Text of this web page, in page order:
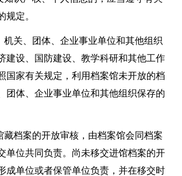
规定。
机关、团体、企业事业单位和其他组织
建设、国防建设、教学科研和其他工作
国家有关规定，利用档案馆未开放的档
团体、企业事业单位和其他组织保存的
档案的开放审核，由档案馆会同档案
单位共同负责。尚未移交进馆档案的开
成单位或者保管单位负责，并在移交时